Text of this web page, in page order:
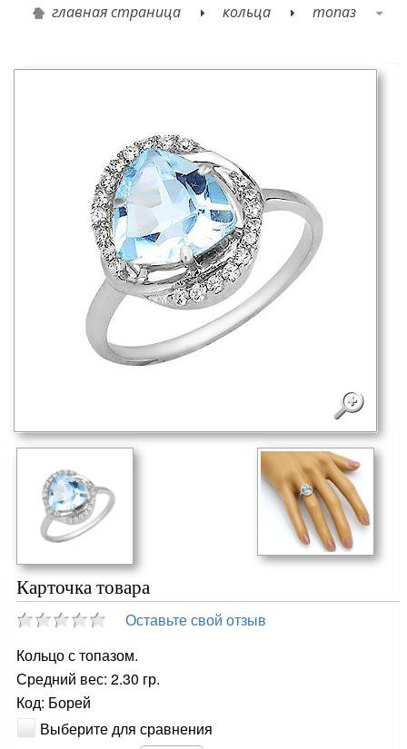
главная страница кольца топаз
Карточка товара
Оставьте свой отзыв
Кольцо с топазом.
Средний вес: 2.30 гр.
Код: Борей
Выберите для сравнения